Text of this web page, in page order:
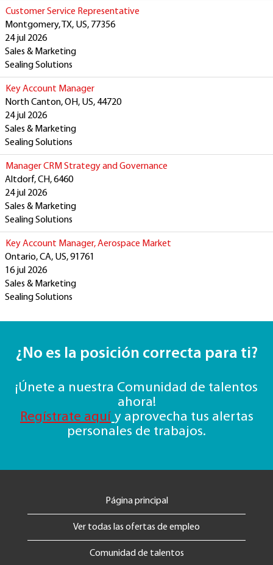
Customer Service Representative
Montgomery, TX, US, 77356
24 jul 2026
Sales & Marketing
Sealing Solutions
Key Account Manager
North Canton, OH, US, 44720
24 jul 2026
Sales & Marketing
Sealing Solutions
Manager CRM Strategy and Governance
Altdorf, CH, 6460
24 jul 2026
Sales & Marketing
Sealing Solutions
Key Account Manager, Aerospace Market
Ontario, CA, US, 91761
16 jul 2026
Sales & Marketing
Sealing Solutions
¿No es la posición correcta para ti?
¡Únete a nuestra Comunidad de talentos
ahora!
Regístrate aquí y aprovecha tus alertas
personales de trabajos.
Página principal
Ver todas las ofertas de empleo
Comunidad de talentos